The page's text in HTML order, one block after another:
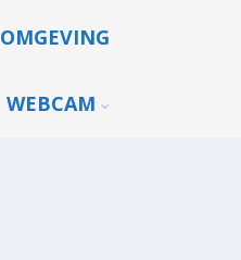
OMGEVING
WEBCAM